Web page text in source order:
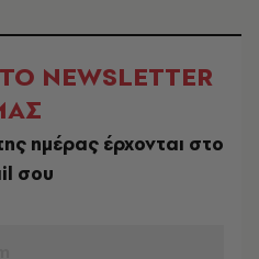
NEWSLETTER
ημέρας έρχονται στο
σου